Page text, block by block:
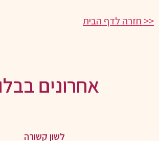
<< חזרה לדף הבית
אחרונים
לשון קשורה